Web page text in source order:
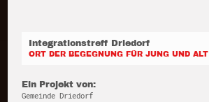
Integrationstreff Driedorf
ORT DER BEGEGNUNG FÜR JUNG UND ALT
Ein Projekt von:
Gemeinde Driedorf